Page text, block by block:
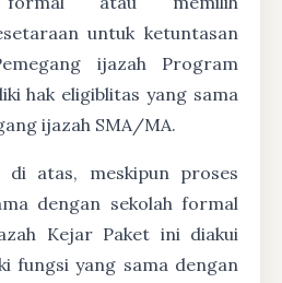
untuk ketuntasan
ijazah Program
hak eligiblitas yang sama
ijazah SMA/MA.
di atas, meskipun proses
dengan sekolah formal
Kejar Paket ini diakui
fungsi yang sama dengan